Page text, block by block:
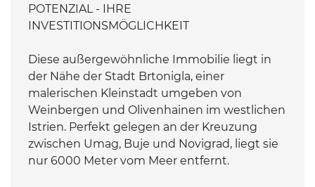
POTENZIAL - IHRE
INVESTITIONSMÖGLICHKEIT
Diese außergewöhnliche Immobilie liegt in
der Nähe der Stadt Brtonigla, einer
malerischen Kleinstadt umgeben von
Weinbergen und Olivenhainen im westlichen
Istrien. Perfekt gelegen an der Kreuzung
zwischen Umag, Buje und Novigrad, liegt sie
nur 6000 Meter vom Meer entfernt.